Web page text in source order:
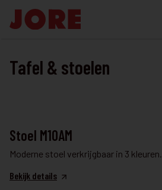
Tafel & stoelen
Stoel M10AM
Moderne stoel verkrijgbaar in 3 kleuren.
Bekijk details